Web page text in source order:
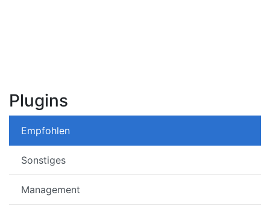
Plugins
Empfohlen
Sonstiges
Management